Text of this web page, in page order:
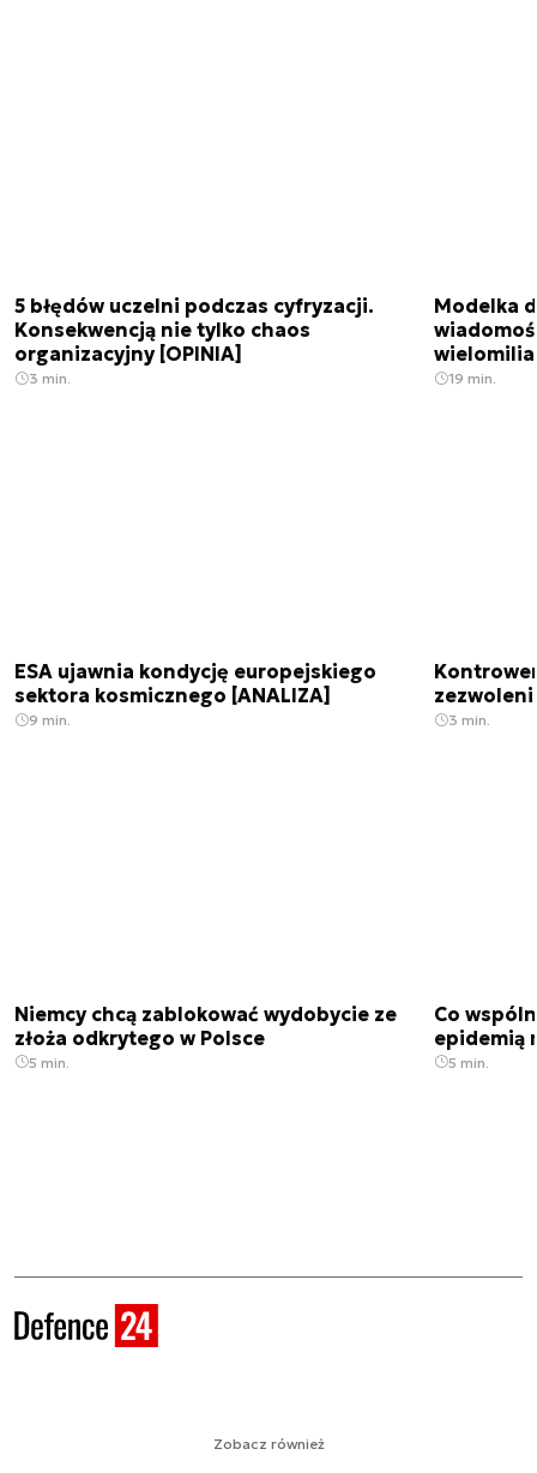
5 błędów uczelni podczas cyfryzacji.
Konsekwencją nie tylko chaos
organizacyjny [OPINIA]
3 min.
Modelka
19 min.
ESA ujawnia kondycję europejskiego
sektora kosmicznego [ANALIZA]
9 min. 3 min.
Niemcy chcą zablokować wydobycie ze
złoża odkrytego w Polsce
5 min.
Co
epidemią
5 min.
Zobacz również